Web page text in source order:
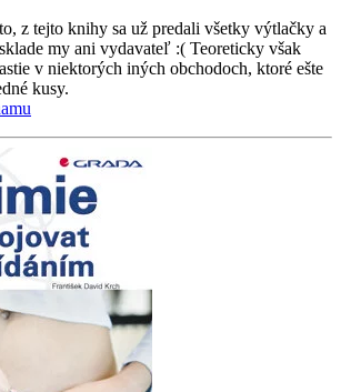
z tejto knihy sa už predali všetky výtlačky a
my ani vydavateľ :( Teoreticky však
v niektorých iných obchodoch, ktoré ešte
kusy.